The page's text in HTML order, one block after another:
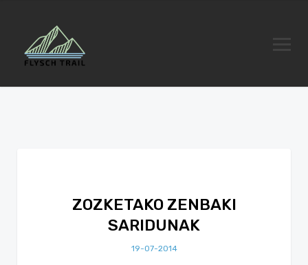
ZOZKETAKO ZENBAKI
SARIDUNAK
19-07-2014